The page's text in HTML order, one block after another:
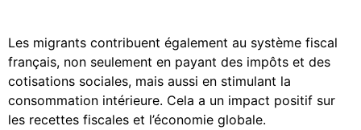
Les migrants contribuent également au système fiscal
français, non seulement en payant des impôts et des
cotisations sociales, mais aussi en stimulant la
consommation intérieure. Cela a un impact positif sur
les recettes fiscales et l’économie globale.